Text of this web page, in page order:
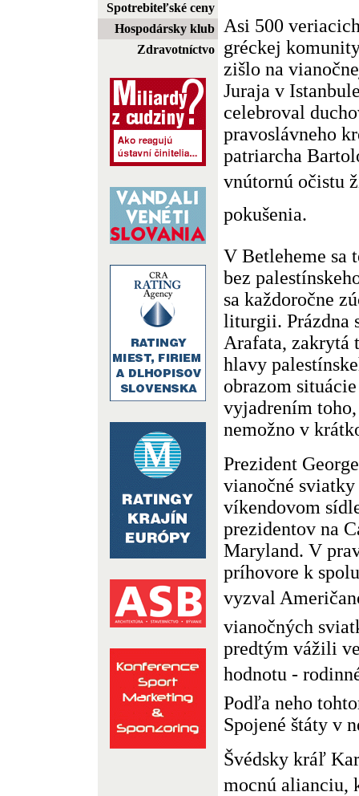
Spotrebiteľské ceny
Hospodársky klub
Zdravotníctvo
Asi 500
gréckej
zišlo na
Juraja v
celebroval
pravoslávneho
patriarcha
vnútornú očistu
pokušenia.
V Betleheme sa
bez
sa každoročne
liturgii. Prázdna
Arafata, zakrytá
hlavy
obrazom
vyjadrením
nemožno v
Prezident
vianočné
víkendovom
prezidentov na
Maryland. V
príhovore k
vyzval
vianočných
predtým vážili
hodnotu -
Podľa neho
Spojené štáty v
Švédsky kráľ
mocnú